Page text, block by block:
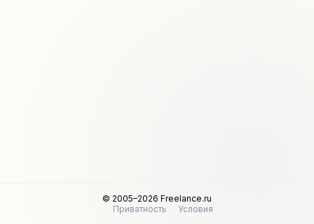
© 2005–2026 Freelance.ru
Приватность
Условия